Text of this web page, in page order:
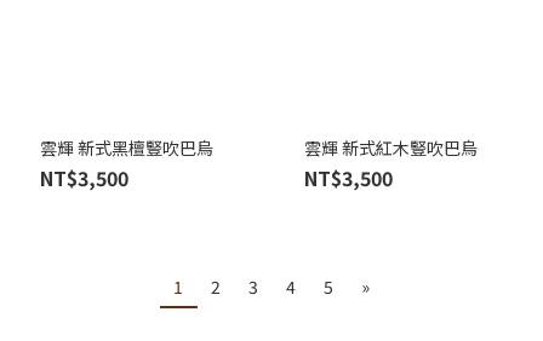
雲輝 新式黑檀豎吹巴烏
NT$3,500
雲輝 新式紅木豎吹巴烏
NT$3,500
1 2 3 4 5 »